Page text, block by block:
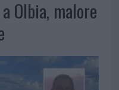
Olbia, malore